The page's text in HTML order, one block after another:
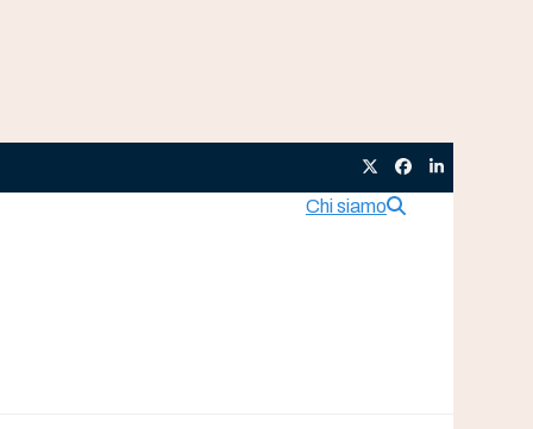
TwitterFacebook
LinkedIn
Chi siamo